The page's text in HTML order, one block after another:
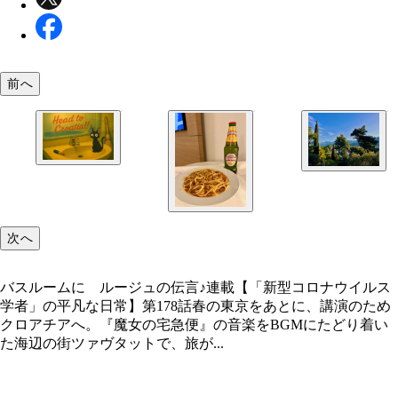
バスルームに ルージュの伝言♪
部屋からの景色。『魔女の宅急便』を彷彿とする
前へ
次へ
バスルームに ルージュの伝言♪連載【「新型コロナウイルス
学者」の平凡な日常】第178話春の東京をあとに、講演のため
クロアチアへ。『魔女の宅急便』の音楽をBGMにたどり着い
た海辺の街ツァヴタットで、旅が...